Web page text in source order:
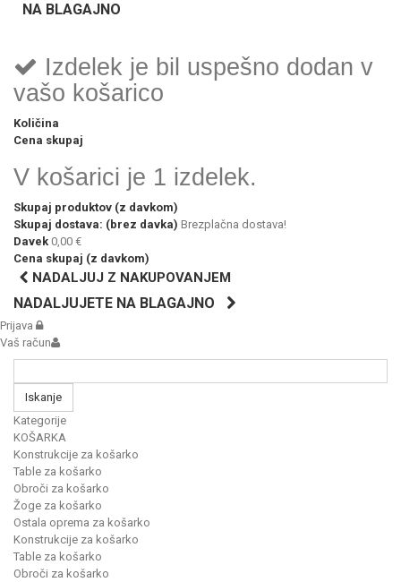
NA BLAGAJNO
Izdelek je bil uspešno dodan v
vašo košarico
Količina
Cena skupaj
V košarici je 1 izdelek.
Skupaj produktov (z davkom)
Skupaj dostava: (brez davka) Brezplačna dostava!
Davek 0,00 €
Cena skupaj (z davkom)
NADALJUJ Z NAKUPOVANJEM
NADALJUJETE NA BLAGAJNO
Prijava
Vaš račun
Iskanje
Kategorije
KOŠARKA
Konstrukcije za košarko
Table za košarko
Obroči za košarko
Žoge za košarko
Ostala oprema za košarko
Konstrukcije za košarko
Table za košarko
Obroči za košarko